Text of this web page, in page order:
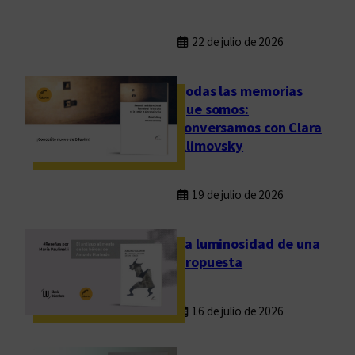
22 de julio de 2026
Todas las memorias
que somos:
conversamos con Clara
Klimovsky
19 de julio de 2026
La luminosidad de una
propuesta
16 de julio de 2026